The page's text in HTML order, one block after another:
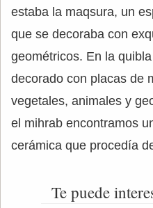
estaba la maqsura, un
que se decoraba con
geométricos. En la
decorado con placas de
vegetales, animales y
el mihrab encontramos
cerámica que procedía
Te puede